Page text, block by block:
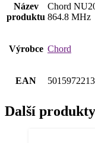
Název
produktu
Chord
864.8 MHz
Výrobce Chord
EAN
Další